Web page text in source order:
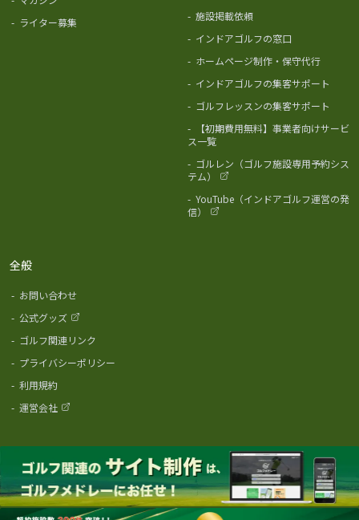
- ライター募集 - 施設掲載依頼
- インドアゴルフの窓口
- ホームページ制作・保守代行
- インドアゴルフの集客サポート
- ゴルフレッスンの集客サポート
-
【初期費用無料】事業者向けサービ
ス一覧
- ゴルレン（ゴルフ施設専用予約シス
テム）
- YouTube（インドアゴルフ運営の発
信）
全般
- お問い合わせ
- 公式グッズ
- ゴルフ関連リンク
- プライバシーポリシー
- 利用規約
- 運営会社